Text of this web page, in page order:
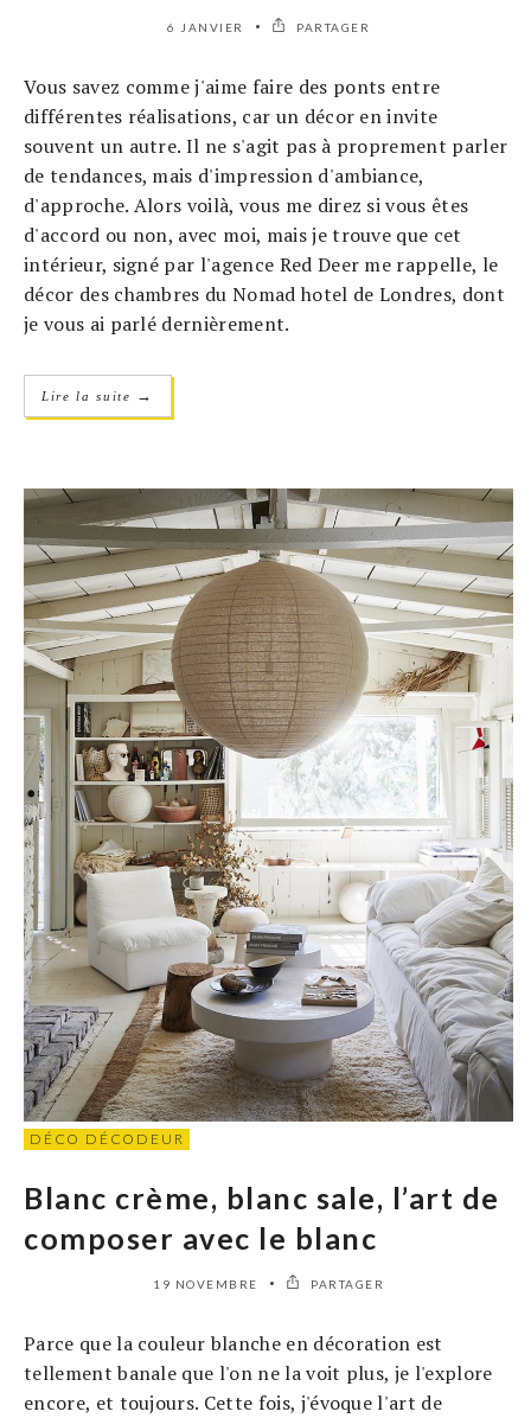
6 JANVIER PARTAGER
Vous savez comme j'aime faire des ponts entre
différentes réalisations, car un décor en invite
souvent un autre. Il ne s'agit pas à proprement parler
de tendances, mais d'impression d'ambiance,
d'approche. Alors voilà, vous me direz si vous êtes
d'accord ou non, avec moi, mais je trouve que cet
intérieur, signé par l'agence Red Deer me rappelle, le
décor des chambres du Nomad hotel de Londres, dont
je vous ai parlé dernièrement.
Lire la suite →
DÉCO DÉCODEUR
Blanc crème, blanc sale, l’art de
composer avec le blanc
19 NOVEMBRE PARTAGER
Parce que la couleur blanche en décoration est
tellement banale que l'on ne la voit plus, je l'explore
encore, et toujours. Cette fois, j'évoque l'art de